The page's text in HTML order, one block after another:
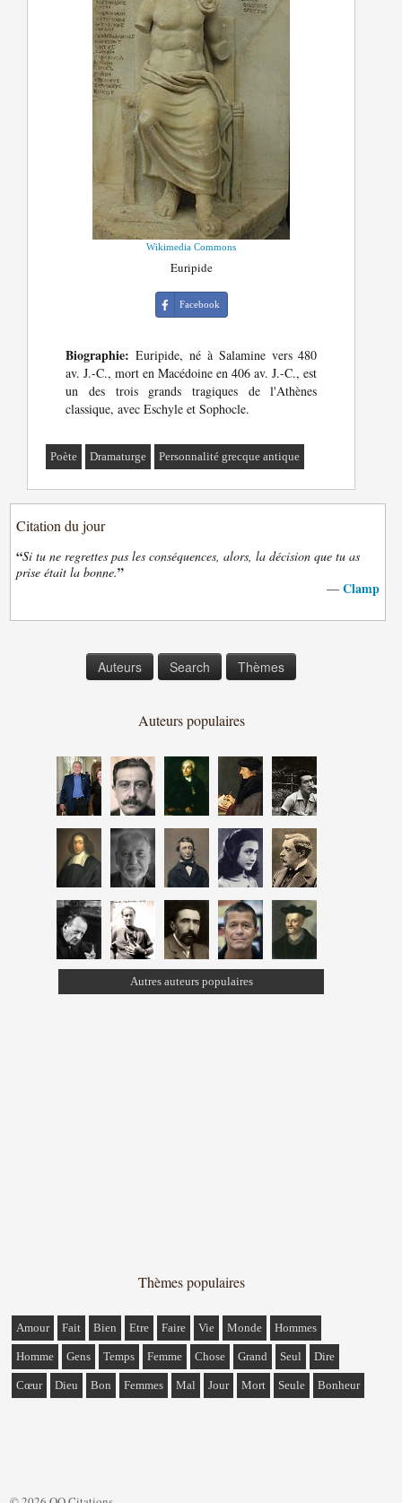
Wikimedia Commons
Euripide
Facebook
Biographie: Euripide, né à Salamine vers 480
av. J.-C., mort en Macédoine en 406 av. J.-C., est
un des trois grands tragiques de l'Athènes
classique, avec Eschyle et Sophocle.
Poète Dramaturge Personnalité grecque antique
Citation du jour
“Si tu ne regrettes pas les conséquences, alors, la décision que tu as
prise était la bonne.”
— Clamp
Auteurs Search Thèmes
Auteurs populaires
Autres auteurs populaires
Thèmes populaires
Amour Fait Bien Etre Faire Vie Monde Hommes
Homme Gens Temps Femme Chose Grand Seul Dire
Cœur Dieu Bon Femmes Mal Jour Mort Seule Bonheur